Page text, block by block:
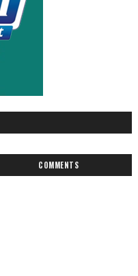
COMMENTS